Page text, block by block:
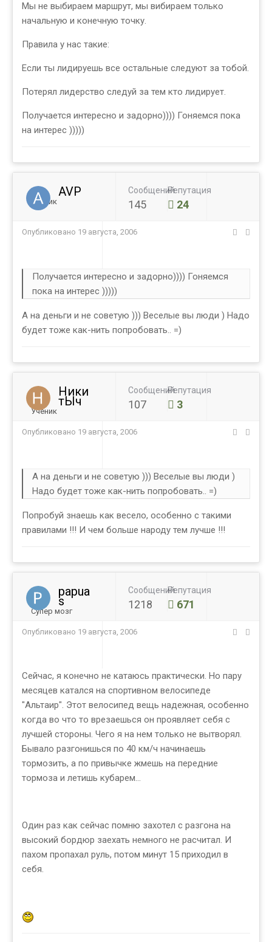
Мы не выбираем маршрут, мы вибираем только
начальную и конечную точку.
Правила у нас такие:
Если ты лидируешь все остальные следуют за тобой.
Потерял лидерство следуй за тем кто лидирует.
Получается интересно и задорно)))) Гоняемся пока
на интерес )))))
AVP
Ученик
Сообщений
145
Репутация
24
Опубликовано 19 августа, 2006
Получается интересно и задорно)))) Гоняемся
пока на интерес )))))
А на деньги и не советую ))) Веселые вы люди ) Надо
будет тоже как-нить попробовать.. =)
Ники
тЫч
Ученик
Сообщений
107
Репутация
3
Опубликовано 19 августа, 2006
А на деньги и не советую ))) Веселые вы люди )
Надо будет тоже как-нить попробовать.. =)
Попробуй знаешь как весело, особенно с такими
правилами !!! И чем больше народу тем лучше !!!
papua
s
Супер мозг
Сообщений
1218
Репутация
671
Опубликовано 19 августа, 2006
Сейчас, я конечно не катаюсь практически. Но пару
месяцев катался на спортивном велосипеде
"Альтаир". Этот велосипед вещь надежная, особенно
когда во что то врезаешься он проявляет себя с
лучшей стороны. Чего я на нем только не вытворял.
Бывало разгонишься по 40 км/ч начинаешь
тормозить, а по привычке жмешь на передние
тормоза и летишь кубарем...
Один раз как сейчас помню захотел с разгона на
высокий бордюр заехать немного не расчитал. И
пахом пропахал руль, потом минут 15 приходил в
себя.